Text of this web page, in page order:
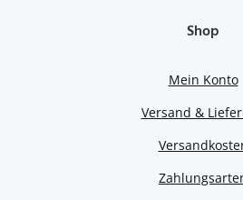
Shop
Mein Konto
Versand &